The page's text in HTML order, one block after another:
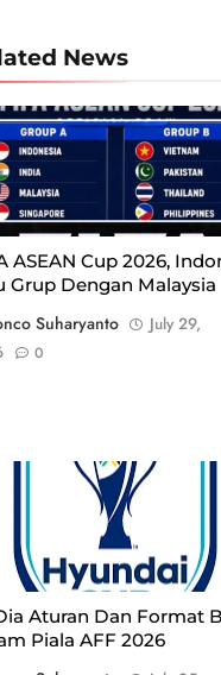
News
ASEAN Cup 2026,
Grup Dengan Malaysia
Suharyanto
July 29,
0
Aturan Dan Format
Piala AFF 2026